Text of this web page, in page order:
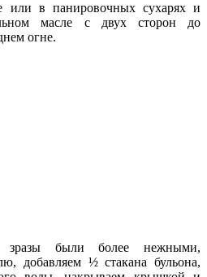
или в панировочных сухарях и
масле с двух сторон до
огне.
зразы были более нежными,
добавляем ½ стакана бульона,